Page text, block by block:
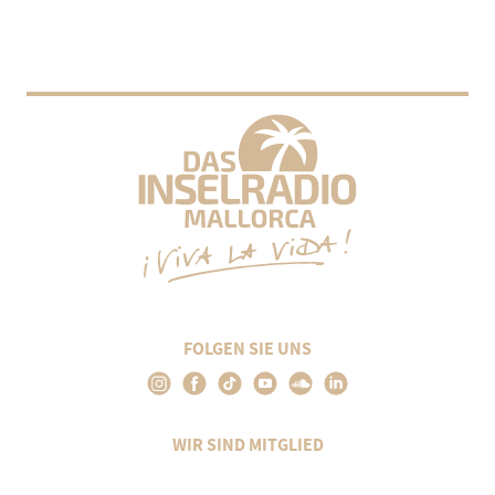
FOLGEN SIE UNS
WIR SIND MITGLIED